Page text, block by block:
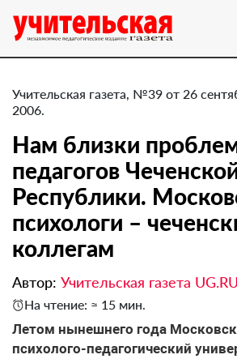
Учительская газета, №39 от 26
2006.
Нам близки
педагогов
Республики.
психологи –
коллегам
Автор: Учительская газета UG.RU
На чтение: ≈ 15 мин.
Летом нынешнего года
психолого-педагогический